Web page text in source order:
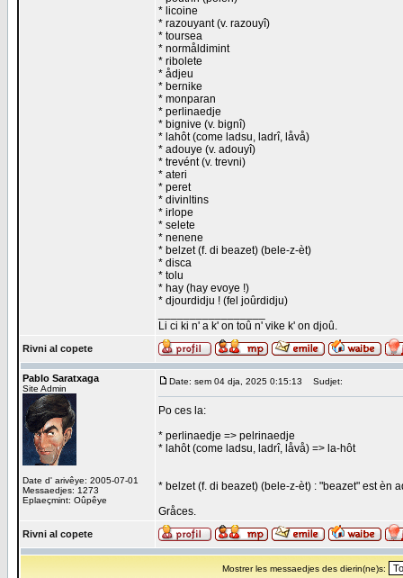
* licoine
* razouyant (v. razouyî)
* toursea
* normåldimint
* ribolete
* ådjeu
* bernike
* monparan
* perlinaedje
* bignive (v. bignî)
* lahôt (come ladsu, ladrî, låvå)
* adouye (v. adouyî)
* trevént (v. trevni)
* ateri
* peret
* divinltins
* irlope
* selete
* nenene
* belzet (f. di beazet) (bele-z-èt)
* disca
* tolu
* hay (hay evoye !)
* djourdidju ! (fel joûrdidju)
Li ci ki n' a k' on toû n' vike k' on djoû.
Rivni al copete
Pablo Saratxaga
Site Admin
Date d' arivêye: 2005-07-01
Messaedjes: 1273
Eplaeçmint: Oûpêye
Date: sem 04 dja, 2025 0:15:13 Sudjet:
Po ces la:
* perlinaedje => pelrinaedje
* lahôt (come ladsu, ladrî, låvå) => la-hôt
* belzet (f. di beazet) (bele-z-èt) : "beazet" est èn
Gråces.
Rivni al copete
Mostrer les messaedjes des dierin(ne)s: